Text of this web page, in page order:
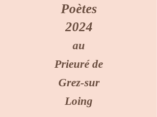
Poètes
2024
au
Prieuré de
Grez-sur
Loing